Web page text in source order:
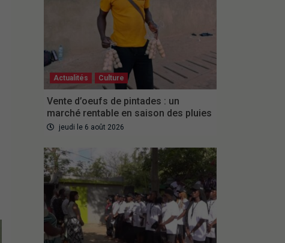
Actualités Culture
Vente d’oeufs de pintades : un
marché rentable en saison des pluies
jeudi le 6 août 2026